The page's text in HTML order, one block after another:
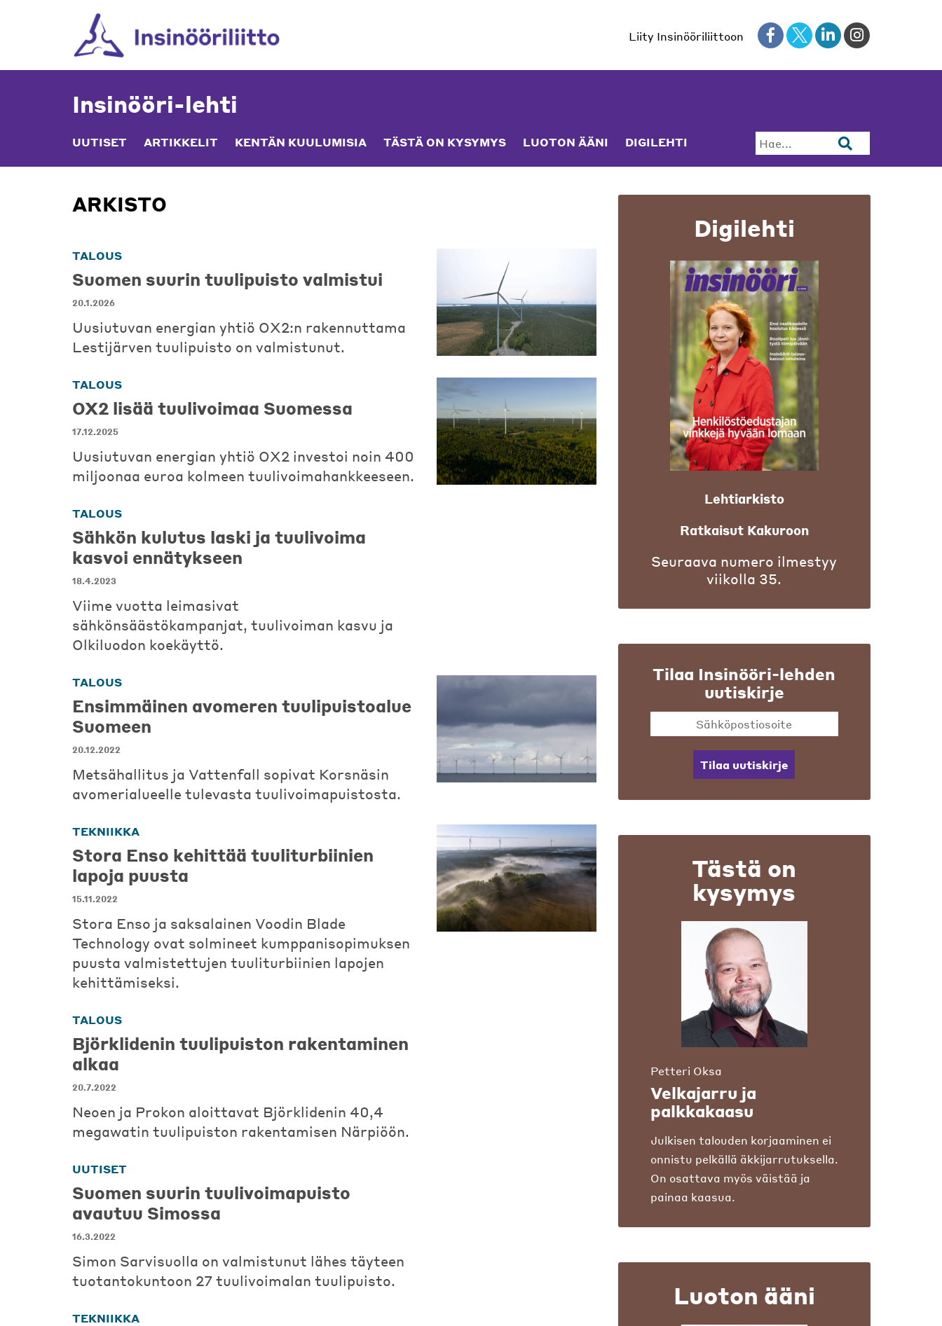
Liity Insinööriliittoon
Insinööri-lehti
UUTISET ARTIKKELIT KENTÄN KUULUMISIA TÄSTÄ ON KYSYMYS LUOTON ÄÄNI DIGILEHTI Hae...
ARKISTO
TALOUS
Suomen suurin tuulipuisto valmistui
20.1.2026
Uusiutuvan energian yhtiö OX2:n rakennuttama
Lestijärven tuulipuisto on valmistunut.
TALOUS
OX2 lisää tuulivoimaa Suomessa
17.12.2025
Uusiutuvan energian yhtiö OX2 investoi noin 400
miljoonaa euroa kolmeen tuulivoimahankkeeseen.
TALOUS
Sähkön kulutus laski ja tuulivoima
kasvoi ennätykseen
18.4.2023
Viime vuotta leimasivat
sähkönsäästökampanjat, tuulivoiman kasvu ja
Olkiluodon koekäyttö.
TALOUS
Ensimmäinen avomeren tuulipuistoalue
Suomeen
20.12.2022
Metsähallitus ja Vattenfall sopivat Korsnäsin
avomerialueelle tulevasta tuulivoimapuistosta.
TEKNIIKKA
Stora Enso kehittää tuuliturbiinien
lapoja puusta
15.11.2022
Stora Enso ja saksalainen Voodin Blade
Technology ovat solmineet kumppanisopimuksen
puusta valmistettujen tuuliturbiinien lapojen
kehittämiseksi.
TALOUS
Björklidenin tuulipuiston rakentaminen
alkaa
20.7.2022
Neoen ja Prokon aloittavat Björklidenin 40,4
megawatin tuulipuiston rakentamisen Närpiöön.
UUTISET
Suomen suurin tuulivoimapuisto
avautuu Simossa
16.3.2022
Simon Sarvisuolla on valmistunut lähes täyteen
tuotantokuntoon 27 tuulivoimalan tuulipuisto.
TEKNIIKKA
Digilehti
Lehtiarkisto
Ratkaisut Kakuroon
Seuraava numero ilmestyy
viikolla 35.
Tilaa Insinööri-lehden
uutiskirje
Tilaa uutiskirje
Tästä on
kysymys
Petteri Oksa
Velkajarru ja
palkkakaasu
Julkisen talouden korjaaminen ei
onnistu pelkällä äkkijarrutuksella.
On osattava myös väistää ja
painaa kaasua.
Luoton ääni